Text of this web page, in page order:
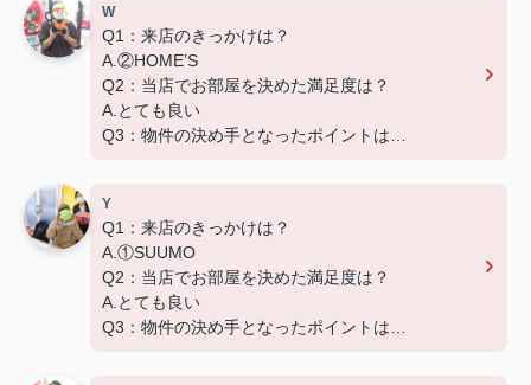
W
Q1：来店のきっかけは？
A.②HOME’S
Q2：当店でお部屋を決めた満足度は？
A.とても良い
Q3：物件の決め手となったポイントは？
Y
Q1：来店のきっかけは？
A.①SUUMO
Q2：当店でお部屋を決めた満足度は？
A.とても良い
Q3：物件の決め手となったポイントは？